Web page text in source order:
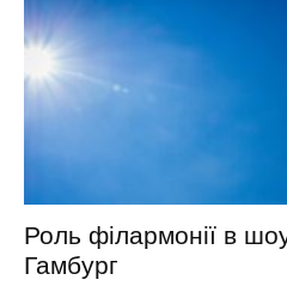
Роль філармонії в
Гамбург